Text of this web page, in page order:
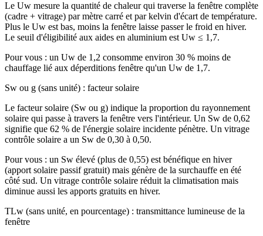
Le Uw mesure la quantité de chaleur qui traverse la fenêtre complète
(cadre + vitrage) par mètre carré et par kelvin d'écart de température.
Plus le Uw est bas, moins la fenêtre laisse passer le froid en hiver.
Le seuil d'éligibilité aux aides en aluminium est Uw ≤ 1,7.
Pour vous : un Uw de 1,2 consomme environ 30 % moins de
chauffage lié aux déperditions fenêtre qu'un Uw de 1,7.
Sw ou g (sans unité) : facteur solaire
Le facteur solaire (Sw ou g) indique la proportion du rayonnement
solaire qui passe à travers la fenêtre vers l'intérieur. Un Sw de 0,62
signifie que 62 % de l'énergie solaire incidente pénètre. Un vitrage
contrôle solaire a un Sw de 0,30 à 0,50.
Pour vous : un Sw élevé (plus de 0,55) est bénéfique en hiver
(apport solaire passif gratuit) mais génère de la surchauffe en été
côté sud. Un vitrage contrôle solaire réduit la climatisation mais
diminue aussi les apports gratuits en hiver.
TLw (sans unité, en pourcentage) : transmittance lumineuse de la
fenêtre